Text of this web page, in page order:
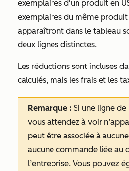
exemplaires d'un produit en
exemplaires du même produit
apparaîtront dans le tableau
deux lignes distinctes.
Les réductions sont incluses
calculés, mais les frais et les
Remarque : Si une ligne
vous attendez à voir
peut être associée à
aucune commande liée au
l’entreprise. Vous pouvez